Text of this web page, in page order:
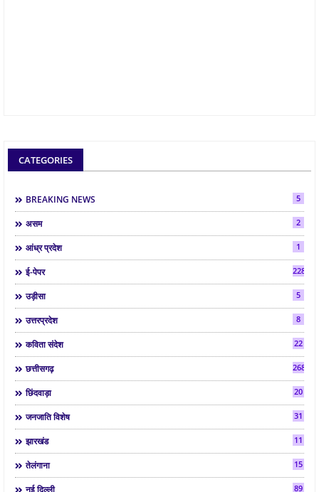
CATEGORIES
BREAKING NEWS 5
असम 2
आंध्र प्रदेश 1
ई-पेपर 2286
उड़ीसा 5
उत्तरप्रदेश 8
कविता संदेश 22
छत्तीसगढ़ 268
छिंदवाड़ा 20
जनजाति विशेष 31
झारखंड 11
तेलंगाना 15
नई दिल्ली 89